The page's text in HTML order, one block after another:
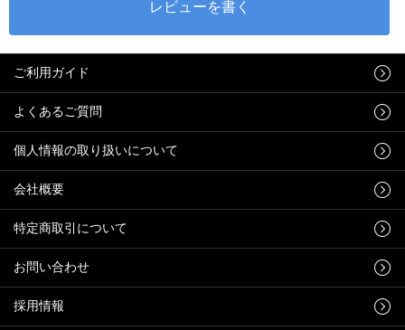
ご利用ガイド
よくあるご質問
個人情報の取り扱いについて
会社概要
特定商取引について
お問い合わせ
採用情報